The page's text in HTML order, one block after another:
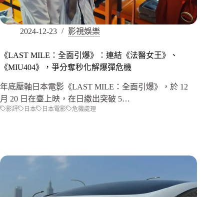
2024-12-23 影視娛樂
《LAST MILE：全面引爆》：連結《法醫女王》、
《MIU404》，爭分奪秒化解爆彈危機
年底壓軸日本電影《LAST MILE：全面引爆》，於 12
月 20 日在臺上映，在日繳出突破 5…
影評 日本 日本電影 危機處理